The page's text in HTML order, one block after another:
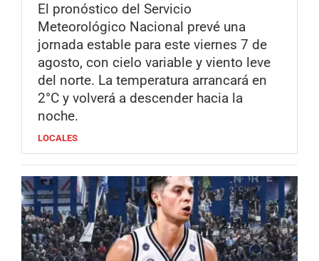
El pronóstico del Servicio
Meteorológico Nacional prevé una
jornada estable para este viernes 7 de
agosto, con cielo variable y viento leve
del norte. La temperatura arrancará en
2°C y volverá a descender hacia la
noche.
LOCALES